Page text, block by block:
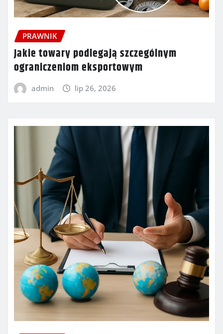
PRAWNIK
Jakie towary podlegają szczególnym
ograniczeniom eksportowym
admin lip 26, 2026